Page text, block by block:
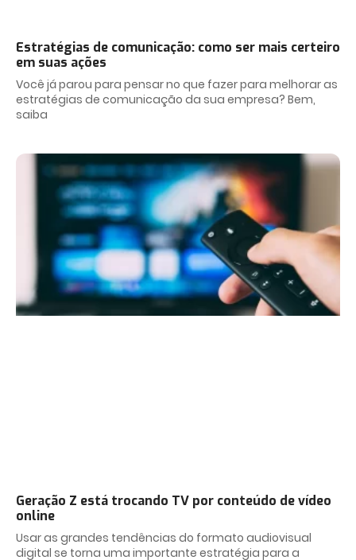
Estratégias de comunicação: como ser mais certeiro
em suas ações
Você já parou para pensar no que fazer para melhorar as
estratégias de comunicação da sua empresa? Bem,
saiba
Geração Z está trocando TV por conteúdo de vídeo
online
Usar as grandes tendências do formato audiovisual
digital se torna uma importante estratégia para a